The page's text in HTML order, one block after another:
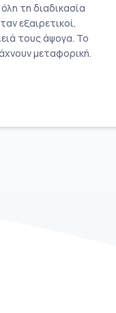
τη διαδικασία
εξαιρετικοί,
τους άψογα. Το
μεταφορική.